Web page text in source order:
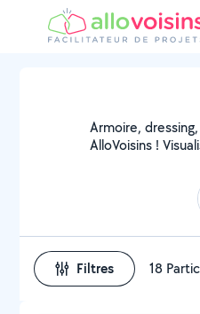
Armoire,
AlloVoisins !
Filtres 18